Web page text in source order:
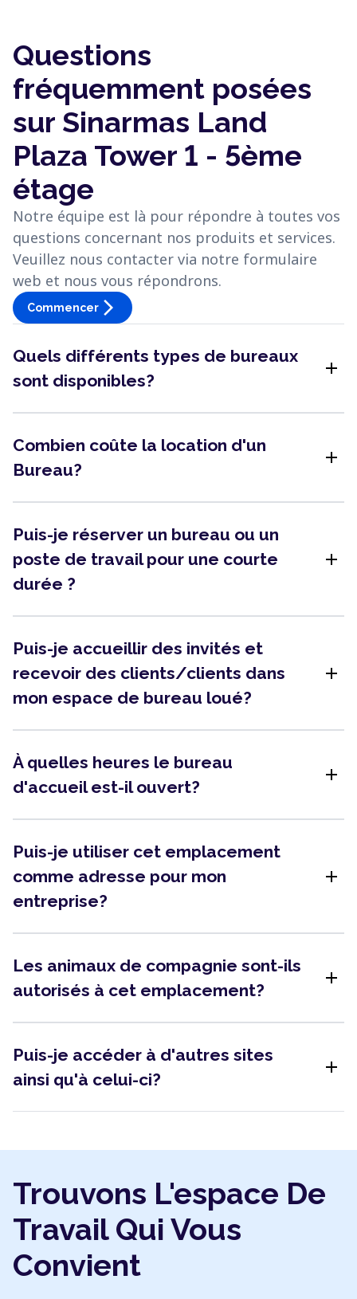
Questions
fréquemment posées
sur Sinarmas Land
Plaza Tower 1 - 5ème
étage
Notre équipe est là pour répondre à toutes vos
questions concernant nos produits et services.
Veuillez nous contacter via notre formulaire
web et nous vous répondrons.
Commencer arrow_forward_ios
Quels différents types de bureaux
sont disponibles?
add
Combien coûte la location d'un
Bureau?
add
Puis-je réserver un bureau ou un
poste de travail pour une courte
durée ?
add
Puis-je accueillir des invités et
recevoir des clients/clients dans
mon espace de bureau loué?
add
À quelles heures le bureau
d'accueil est-il ouvert?
add
Puis-je utiliser cet emplacement
comme adresse pour mon
entreprise?
add
Les animaux de compagnie sont-ils
autorisés à cet emplacement?
add
Puis-je accéder à d'autres sites
ainsi qu'à celui-ci?
add
Trouvons L'espace De
Travail Qui Vous
Convient